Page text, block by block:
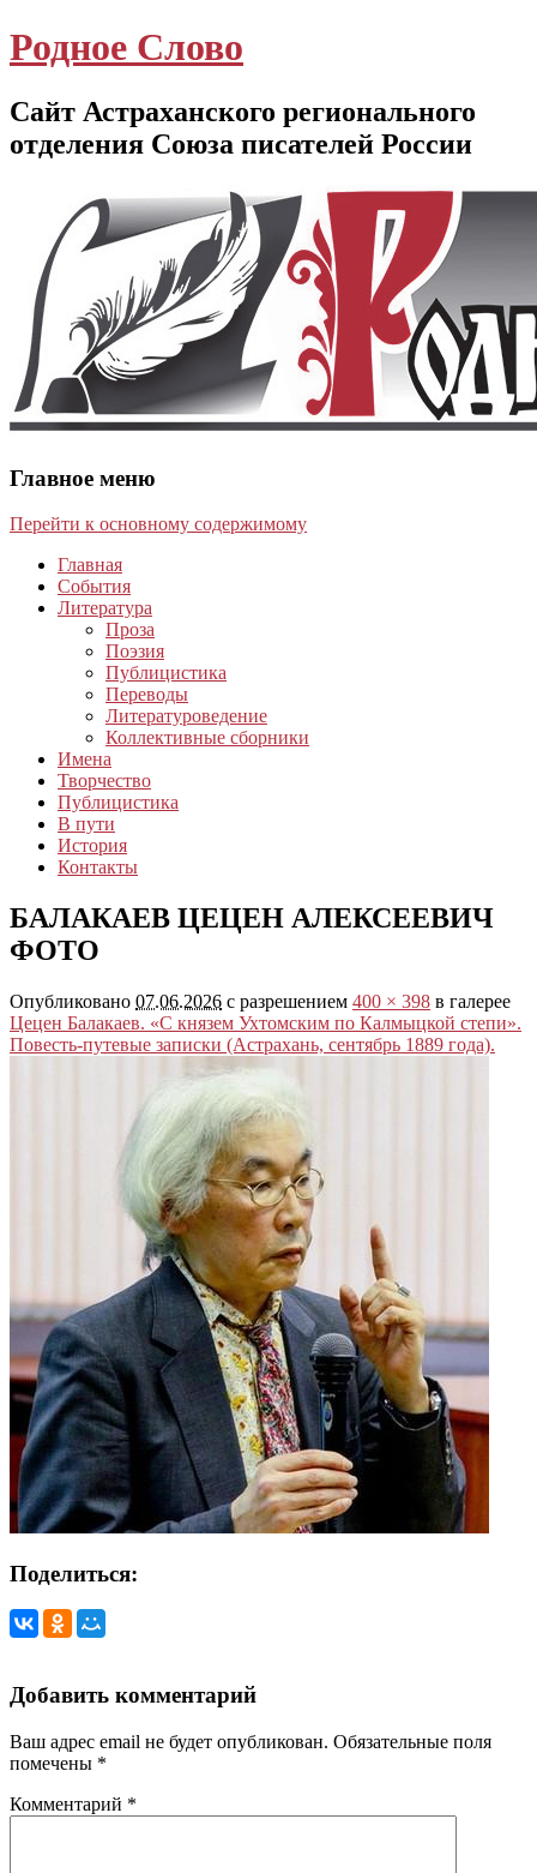
Родное Слово
Сайт Астраханского регионального
отделения Союза писателей России
Главное меню
Перейти к основному содержимому
Главная
События
Литература
Проза
Поэзия
Публицистика
Переводы
Литературоведение
Коллективные сборники
Имена
Творчество
Публицистика
В пути
История
Контакты
БАЛАКАЕВ ЦЕЦЕН АЛЕКСЕЕВИЧ
ФОТО
Опубликовано 07.06.2026 с разрешением 400 × 398 в галерее
Цецен Балакаев. «С князем Ухтомским по Калмыцкой степи».
Повесть-путевые записки (Астрахань, сентябрь 1889 года).
Поделиться:
Добавить комментарий
Ваш адрес email не будет опубликован. Обязательные поля
помечены *
Комментарий *